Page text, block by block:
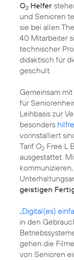
O2 Helfer
und Senioren
sie bei allen
40 Mitarbeiter
technischer
didaktisch für
geschult.
Gemeinsam mit
für
Leihbasis zur
besonders
vorinstalliert
Tarif O2 Free L
ausgestattet.
geistigen
„Digital(es)
in den
gehen die
von Senioren